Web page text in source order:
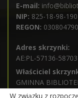
E-mail:
NIP: 825-18-98-190
REGON: 030804790
Adres skrzynki:
AE:PL-57136-
Właściciel
GMINNA
Godziny pracy:
W związku z